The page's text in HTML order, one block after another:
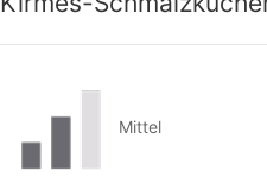
Mittel